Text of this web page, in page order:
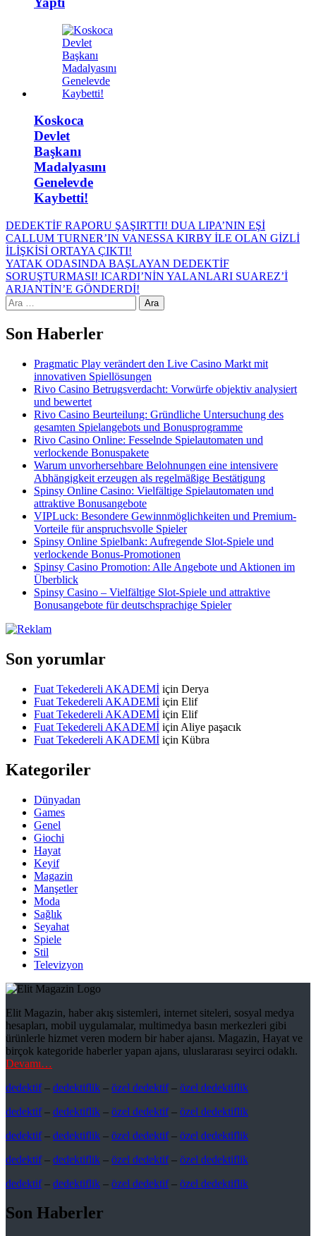
Koskoca
Devlet
Başkanı
Madalyasını
Genelevde
Kaybetti!
Yazı
gezinmesi
DEDEKTİF RAPORU ŞAŞIRTTI! DUA LIPA’NIN EŞİ
CALLUM TURNER’IN VANESSA KIRBY İLE OLAN GİZLİ
İLİŞKİSİ ORTAYA ÇIKTI!
YATAK ODASINDA BAŞLAYAN DEDEKTİF
SORUŞTURMASI! ICARDI’NİN YALANLARI SUAREZ’İ
ARJANTİN’E GÖNDERDİ!
Arama:
Son Haberler
Pragmatic Play verändert den Live Casino Markt mit
innovativen Spiellösungen
Rivo Casino Betrugsverdacht: Vorwürfe objektiv analysiert
und bewertet
Rivo Casino Beurteilung: Gründliche Untersuchung des
gesamten Spielangebots und Bonusprogramme
Rivo Casino Online: Fesselnde Spielautomaten und
verlockende Bonuspakete
Warum unvorhersehbare Belohnungen eine intensivere
Abhängigkeit erzeugen als regelmäßige Bestätigung
Spinsy Online Casino: Vielfältige Spielautomaten und
attraktive Bonusangebote
VIPLuck: Besondere Gewinnmöglichkeiten und Premium-
Vorteile für anspruchsvolle Spieler
Spinsy Online Spielbank: Aufregende Slot-Spiele und
verlockende Bonus-Promotionen
Spinsy Casino Promotion: Alle Angebote und Aktionen im
Überblick
Spinsy Casino – Vielfältige Slot-Spiele und attraktive
Bonusangebote für deutschsprachige Spieler
Son yorumlar
Fuat Tekedereli AKADEMİ için Derya
Fuat Tekedereli AKADEMİ için Elif
Fuat Tekedereli AKADEMİ için Elif
Fuat Tekedereli AKADEMİ için Aliye paşacık
Fuat Tekedereli AKADEMİ için Kübra
Kategoriler
Dünyadan
Games
Genel
Giochi
Hayat
Keyif
Magazin
Manşetler
Moda
Sağlık
Seyahat
Spiele
Stil
Televizyon
Elit Magazin, haber akış sistemleri, internet siteleri, sosyal medya
hesapları, mobil uygulamalar, multimedya basın merkezleri gibi
ürünlerle hizmet veren modern bir haber ajansı. Magazin, Hayat ve
birçok kategoride haberler yapan ajans, uluslararası seyirci odaklı.
Devamı…
dedektif– dedektiflik – özel dedektif– özel dedektiflik
dedektif– dedektiflik – özel dedektif– özel dedektiflik
dedektif– dedektiflik – özel dedektif– özel dedektiflik
dedektif– dedektiflik – özel dedektif– özel dedektiflik
dedektif– dedektiflik – özel dedektif– özel dedektiflik
Son Haberler